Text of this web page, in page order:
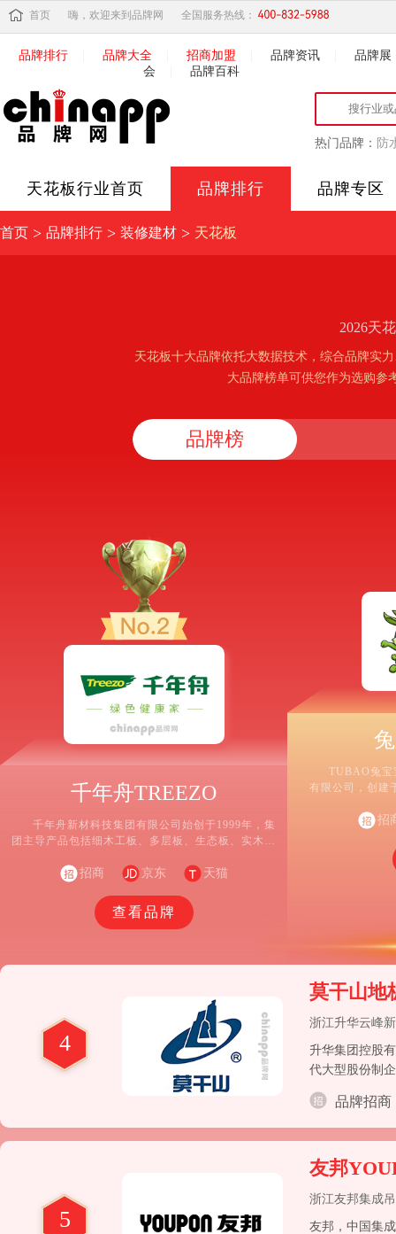
首页 嗨，欢迎来到品牌网 全国服务热线：
品牌排行 品牌大全 招商加盟 品牌资讯
品牌展
会
品牌百科
热门品牌： 防
天花板行业首页 品牌排行 品牌专区
首页 > 品牌排行 > 装修建材 > 天花板
2026天
天花板十大品牌依托大数据技术，综合品牌实
大品牌榜单可供您作为选购参
品牌榜
千年舟TREEZO
千年舟新材科技集团有限公司始创于1999年，集
团主导产品包括细木工板、多层板、生态板、实木切
门、衣柜、橱柜、桑拿房、基元材料等，产品集设计
拥有13家子公司，业务范围覆盖基础建材、成品家
居、全屋定制产业。
招商 京东 天猫
查看品牌
TUBAO兔宝
有限公司，创建
务商。公司以
定规模的产业
全球采购，到
招
4
莫干山地
浙江升华云峰
升华集团控股
代大型股份制
业”为战略目
品牌招商
5
友邦
浙江友邦集成
友邦，中国集